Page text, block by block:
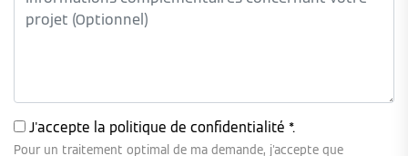
J'accepte la politique de confidentialité *.
Pour un traitement optimal de ma demande, j'accepte que